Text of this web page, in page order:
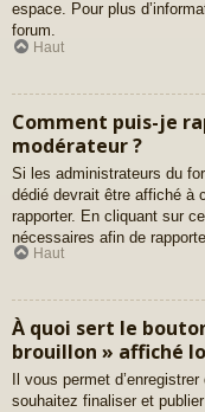
espace. Pour plus
forum.
Haut
Comment puis-je
modérateur ?
Si les administrateurs du
dédié devrait être affiché à
rapporter. En cliquant sur
nécessaires afin de
Haut
À quoi sert le
brouillon » affiché
Il vous permet
souhaitez finaliser et